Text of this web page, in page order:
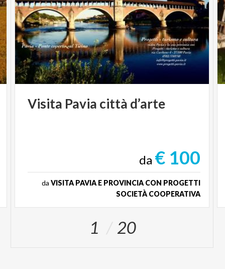
Visita Pavia città d’arte
da € 100
da VISITA PAVIA E PROVINCIA CON PROGETTI
SOCIETÀ COOPERATIVA
1 20